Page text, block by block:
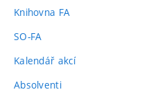
Knihovna FA
SO-FA
Kalendář akcí
Absolventi(externí